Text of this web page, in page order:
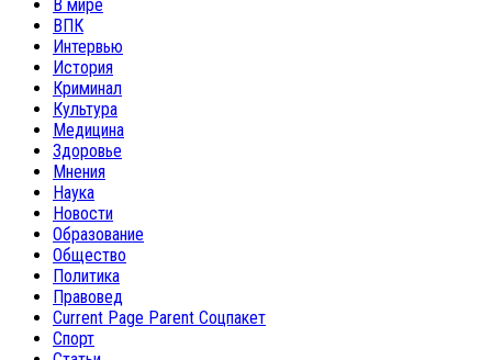
В мире
ВПК
Интервью
История
Криминал
Культура
Медицина
Здоровье
Мнения
Наука
Новости
Образование
Общество
Политика
Правовед
Current Page Parent Соцпакет
Спорт